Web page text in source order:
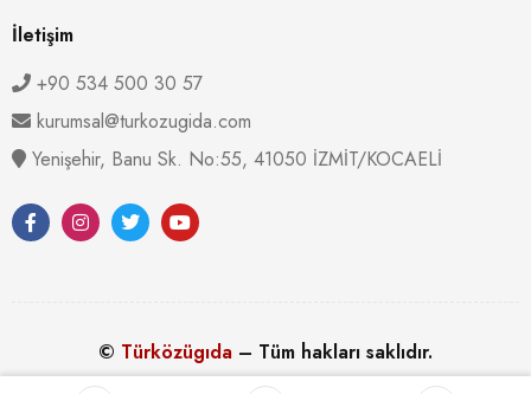
İletişim
+90 534 500 30 57
kurumsal@turkozugida.com
Yenişehir, Banu Sk. No:55, 41050 İZMİT/KOCAELİ
© Türközügıda – Tüm hakları saklıdır.